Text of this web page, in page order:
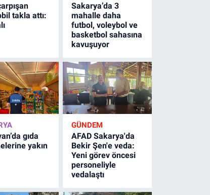
takla attı:
Sakarya’da 3
mahalle daha
futbol, voleybol ve
basketbol sahasına
kavuşuyor
gıda
yakın
GÜNDEM
AFAD Sakarya'da
Bekir Şen'e veda:
Yeni görev öncesi
personeliyle
vedalaştı